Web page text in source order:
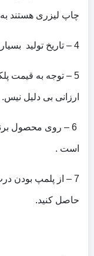
چاپ لیزری هستند
4 – تاریخ تولید بسیار کوچک و مرتب باید نوشته است .
5 – توجه به قیمت
ارزانی بی دلیل نیس.
6 – روی محصول
است .
7 – از پلمپ
حاصل کنید.